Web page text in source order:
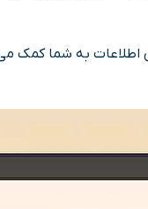
به شما کمک